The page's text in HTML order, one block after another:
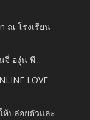
ณ โรงเรียน
จี่ องุ่น พี...
LOVE
ห้ปล่อยตัวและ